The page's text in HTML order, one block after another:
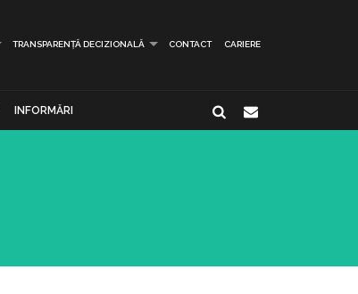
TRANSPARENȚĂ DECIZIONALĂ CONTACT CARIERE
INFORMĂRI